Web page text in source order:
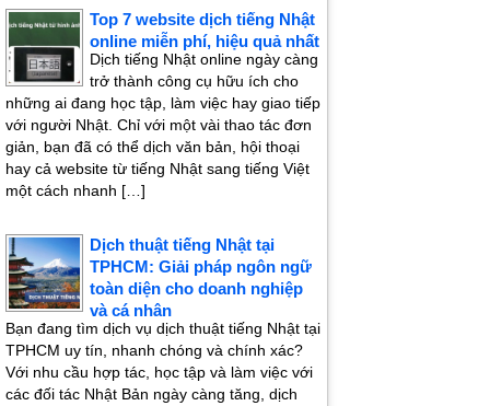
Top 7 website dịch tiếng Nhật
online miễn phí, hiệu quả nhất
Dịch tiếng Nhật online ngày càng
trở thành công cụ hữu ích cho
những ai đang học tập, làm việc hay giao tiếp
với người Nhật. Chỉ với một vài thao tác đơn
giản, bạn đã có thể dịch văn bản, hội thoại
hay cả website từ tiếng Nhật sang tiếng Việt
một cách nhanh […]
Dịch thuật tiếng Nhật tại
TPHCM: Giải pháp ngôn ngữ
toàn diện cho doanh nghiệp
và cá nhân
Bạn đang tìm dịch vụ dịch thuật tiếng Nhật tại
TPHCM uy tín, nhanh chóng và chính xác?
Với nhu cầu hợp tác, học tập và làm việc với
các đối tác Nhật Bản ngày càng tăng, dịch